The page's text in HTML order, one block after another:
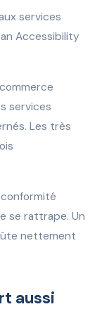
services
Accessibility
services
Les très
se rattrape. Un
nettement
aussi